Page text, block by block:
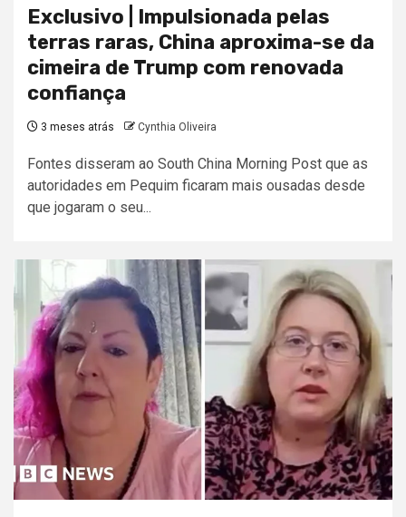
Exclusivo | Impulsionada pelas
terras raras, China aproxima-se da
cimeira de Trump com renovada
confiança
3 meses atrás Cynthia Oliveira
Fontes disseram ao South China Morning Post que as
autoridades em Pequim ficaram mais ousadas desde
que jogaram o seu...